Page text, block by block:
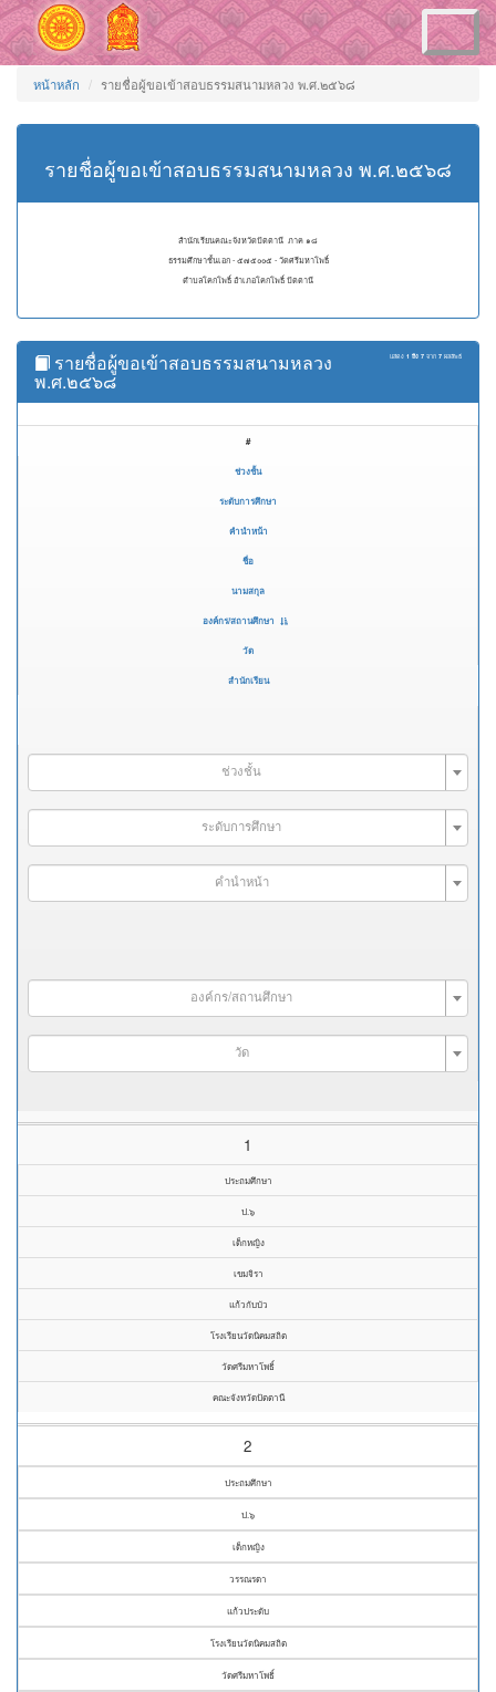
Toggle
navigation
หน้าหลัก รายชื่อผู้ขอเข้าสอบธรรมสนามหลวง พ.ศ.๒๕๖๘
รายชื่อผู้ขอเข้าสอบธรรมสนามหลวง พ.ศ.๒๕๖๘
สำนักเรียนคณะจังหวัดปัตตานี ภาค ๑๘
ธรรมศึกษาชั้นเอก - ๕๗๕๐๐๕ - วัดศรีมหาโพธิ์
ตำบลโคกโพธิ์ อำเภอโคกโพธิ์ ปัตตานี
แสดง 1 ถึง 7 จาก 7 ผลลัพธ์
รายชื่อผู้ขอเข้าสอบธรรมสนามหลวง
พ.ศ.๒๕๖๘
#
ช่วงชั้น
ระดับการศึกษา
คำนำหน้า
ชื่อ
นามสกุล
องค์กร/สถานศึกษา
วัด
สำนักเรียน
ช่วงชั้น
ระดับการศึกษา
คำนำหน้า
องค์กร/สถานศึกษา
วัด
1
ประถมศึกษา
ป.๖
เด็กหญิง
เขมจิรา
แก้วกับบัว
โรงเรียนวัดนิคมสถิต
วัดศรีมหาโพธิ์
คณะจังหวัดปัตตานี
2
ประถมศึกษา
ป.๖
เด็กหญิง
วรรณรดา
แก้วประดับ
โรงเรียนวัดนิคมสถิต
วัดศรีมหาโพธิ์